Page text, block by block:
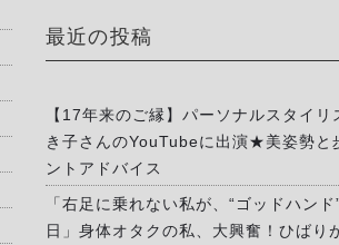
最近の投稿
【17年来のご縁】パーソナルスタイリ
き子さんのYouTubeに出演★美姿勢と
ントアドバイス
「右足に乗れない私が、“ゴッドハンド
日」身体オタクの私、大興奮！ひばり